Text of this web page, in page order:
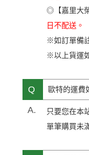
◎【嘉里大
日不配送。
※如訂單備
※以上貨運
Q 歐特的運費
A.
只要您在本
單筆購買未